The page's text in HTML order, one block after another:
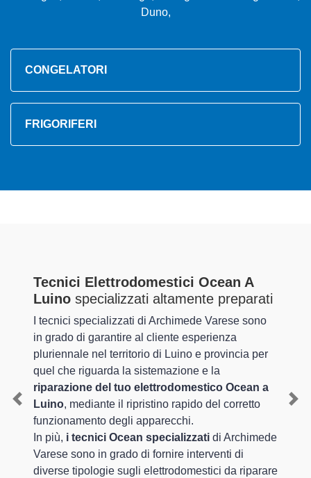
Duno,
CONGELATORI
FRIGORIFERI
Tecnici Elettrodomestici Ocean A
Luino specializzati altamente preparati
I tecnici specializzati di Archimede Varese sono
in grado di garantire al cliente esperienza
pluriennale nel territorio di Luino e provincia per
quel che riguarda la sistemazione e la
riparazione del tuo elettrodomestico Ocean a
Luino, mediante il ripristino rapido del corretto
funzionamento degli apparecchi.
In più, i tecnici Ocean specializzati di Archimede
Varese sono in grado di fornire interventi di
diverse tipologie sugli elettrodomestici da riparare
Previous